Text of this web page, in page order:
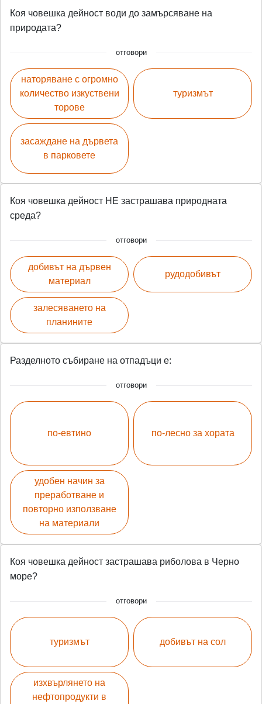
Коя човешка дейност води до замърсяване на
природата?
отговори
наторяване с огромно
количество изкуствени
торове
засаждане на дървета
в парковете
туризмът
Коя човешка дейност НЕ застрашава природната
среда?
отговори
добивът на дървен
материал
залесяването на
планините
рудодобивът
Разделното събиране на отпадъци е:
отговори
по-евтино
удобен начин за
преработване и
повторно използване
на материали
по-лесно за хората
Коя човешка дейност застрашава риболова в Черно
море?
отговори
туризмът
изхвърлянето на
нефтопродукти в
добивът на сол